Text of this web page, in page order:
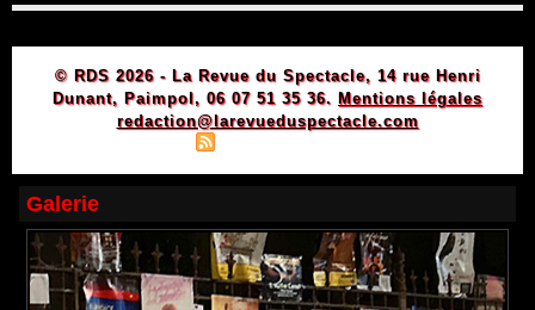
© RDS 2026 - La Revue du Spectacle, 14 rue Henri
Dunant, Paimpol, 06 07 51 35 36. Mentions légales
redaction@larevueduspectacle.com
Galerie